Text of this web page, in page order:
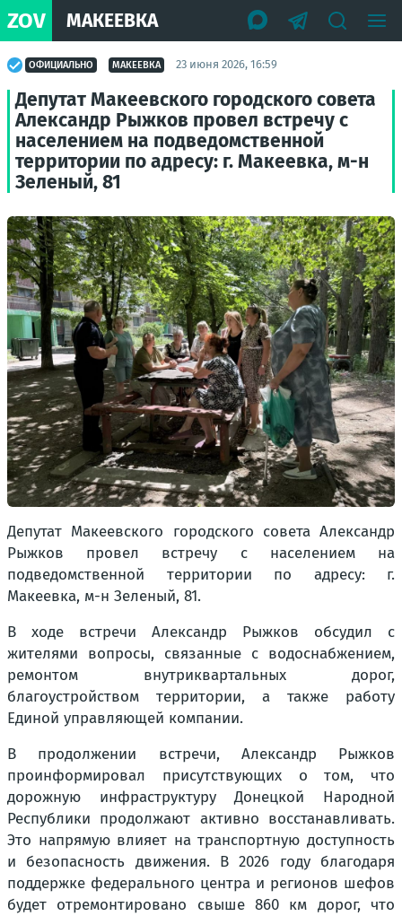
ZOV МАКЕЕВКА
ОФИЦИАЛЬНО МАКЕЕВКА 23 июня 2026, 16:59
Депутат Макеевского городского совета
Александр Рыжков провел встречу с
населением на подведомственной
территории по адресу: г. Макеевка, м-н
Зеленый, 81
Депутат Макеевского городского совета Александр
Рыжков провел встречу с населением на
подведомственной территории по адресу: г.
Макеевка, м-н Зеленый, 81.
В ходе встречи Александр Рыжков обсудил с
жителями вопросы, связанные с водоснабжением,
ремонтом внутриквартальных дорог,
благоустройством территории, а также работу
Единой управляющей компании.
В продолжении встречи, Александр Рыжков
проинформировал присутствующих о том, что
дорожную инфраструктуру Донецкой Народной
Республики продолжают активно восстанавливать.
Это напрямую влияет на транспортную доступность
и безопасность движения. В 2026 году благодаря
поддержке федерального центра и регионов шефов
будет отремонтировано свыше 860 км дорог, что